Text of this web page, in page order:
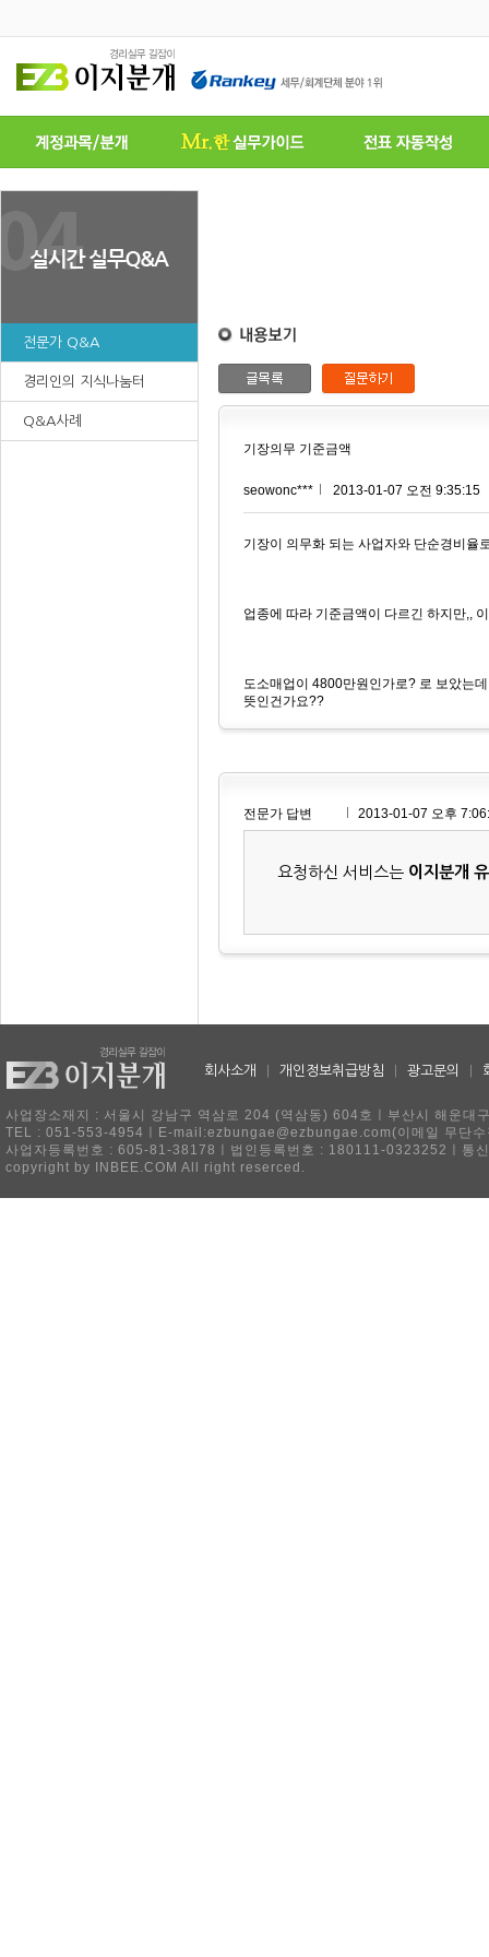
전문가 Q&A
경리인의 지식나눔터
Q&A사례
기장의무 기준금액
seowonc*** 2013-01-07 오전 9:35:15
기장이 의무화 되는 사업자와 단순경비율
업종에 따라 기준금액이 다르긴 하지만,,
도소매업이 4800만원인가로? 로 보았는
뜻인건가요??
전문가 답변 2013-01-07 오후
요청하신 서비스는 이지분개
회사소개 개인정보취급방침 광고문의
사업장소재지 : 서울시 강남구 역삼로 204 (역삼동) 604호ㅣ부산시 해운
TEL : 051-553-4954ㅣE-mail:ezbungae@ezbungae.com(이메일 무단수
사업자등록번호 : 605-81-38178ㅣ법인등록번호 : 180111-0323252ㅣ통
copyright by INBEE.COM All right reserced.